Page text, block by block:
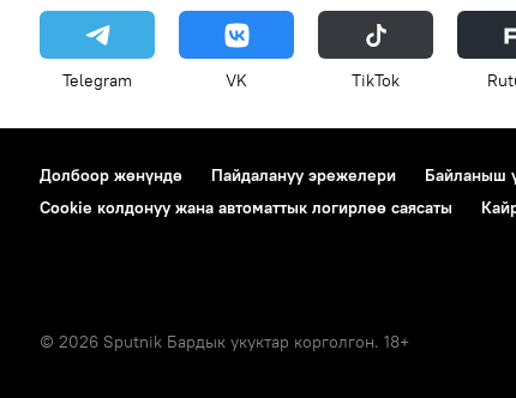
Telegram VK ТikТоk
Долбоор жөнүндө Пайдалануу эрежелери Байланыш
Cookie колдонуу жана автоматтык логирлөө саясаты
© 2026 Sputnik Бардык укуктар корголгон. 18+